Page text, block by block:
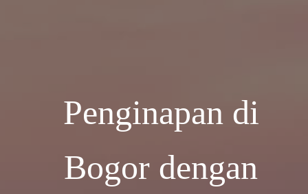
Penginapan di
Bogor dengan